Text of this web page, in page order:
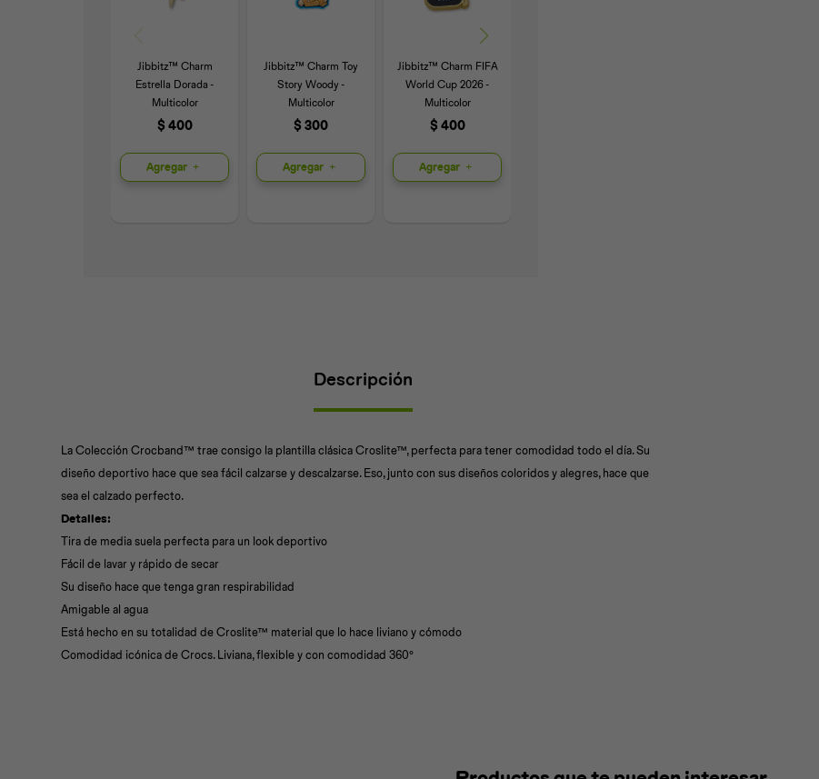
Jibbitz™ Charm
Estrella Dorada -
Multicolor
$ 400
Agregar
Jibbitz™ Charm Toy
Story Woody -
Multicolor
$ 300
Agregar
Jibbitz™ Charm FIFA
World Cup 2026 -
Multicolor
$ 400
Agregar
Descripción
La Colección Crocband™ trae consigo la plantilla clásica Croslite™, perfecta para tener comodidad todo el día. Su
diseño deportivo hace que sea fácil calzarse y descalzarse. Eso, junto con sus diseños coloridos y alegres, hace que
sea el calzado perfecto.
Detalles:
Tira de media suela perfecta para un look deportivo
Fácil de lavar y rápido de secar
Su diseño hace que tenga gran respirabilidad
Amigable al agua
Está hecho en su totalidad de Croslite™ material que lo hace liviano y cómodo
Comodidad icónica de Crocs. Liviana, flexible y con comodidad 360º